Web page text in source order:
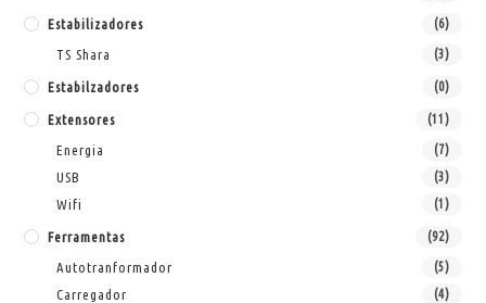
Estabilizadores (6)
TS Shara (3)
Estabilzadores (0)
Extensores (11)
Energia (7)
USB (3)
Wifi (1)
Ferramentas (92)
Autotranformador (5)
Carregador (4)